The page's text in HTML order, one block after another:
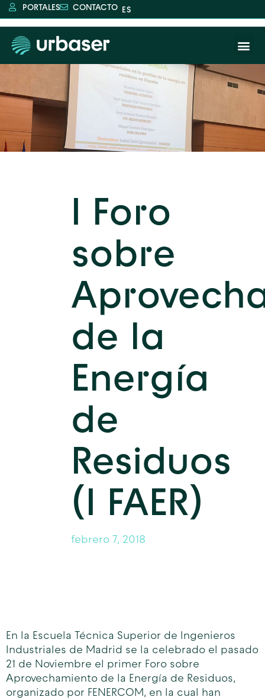
PORTALES CONTACTO
I Foro
sobre
de la
Energía
de
Residuos
(I FAER)
febrero 7, 2018
En la Escuela Técnica Superior de Ingenieros
Industriales de Madrid se la celebrado el pasado
21 de Noviembre el primer Foro sobre
Aprovechamiento de la Energía de Residuos,
organizado por FENERCOM, en la cual han